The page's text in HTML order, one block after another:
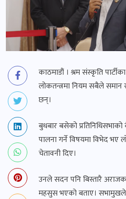
काठमाडौं । श्रम संस्कृति
लोकतन्त्रमा नियम सबैले समान
छन्।
बुधबार बसेको
पालना गर्ने विषयमा विभेद भए
चेतावनी दिए।
उनले सदन पनि बिस्तारै
महसुस भएको बताए। सभामुखले